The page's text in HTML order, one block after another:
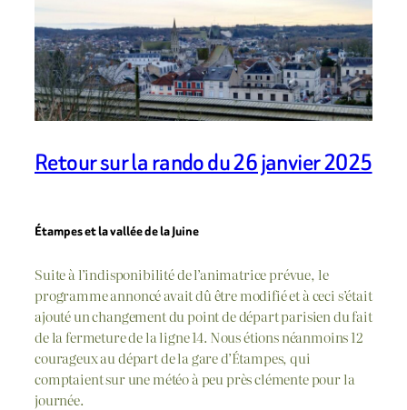
Retour sur la rando du 26 janvier 2025
Étampes et la vallée de la Juine
Suite à l’indisponibilité de l’animatrice prévue, le
programme annoncé avait dû être modifié et à ceci s’était
ajouté un changement du point de départ parisien du fait
de la fermeture de la ligne 14. Nous étions néanmoins 12
courageux au départ de la gare d’Étampes, qui
comptaient sur une météo à peu près clémente pour la
journée.